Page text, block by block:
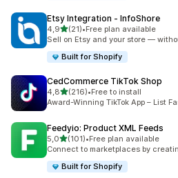
Etsy Integration ‑ InfoShore
4,95 yıldız üzerinden
(21)
toplam 21 değerlendirme
•Free plan available
Sell on Etsy and your store —
Built for Shopify
CedCommerce TikTok Shop
4,85 yıldız üzerinden
(216)
toplam 216 değerlendirme
•Free to install
Award-Winning TikTok App – List
Feedyio: Product XML Feeds
5,05 yıldız üzerinden
(101)
toplam 101 değerlendirme
•Free plan available
Connect to marketplaces by
Built for Shopify